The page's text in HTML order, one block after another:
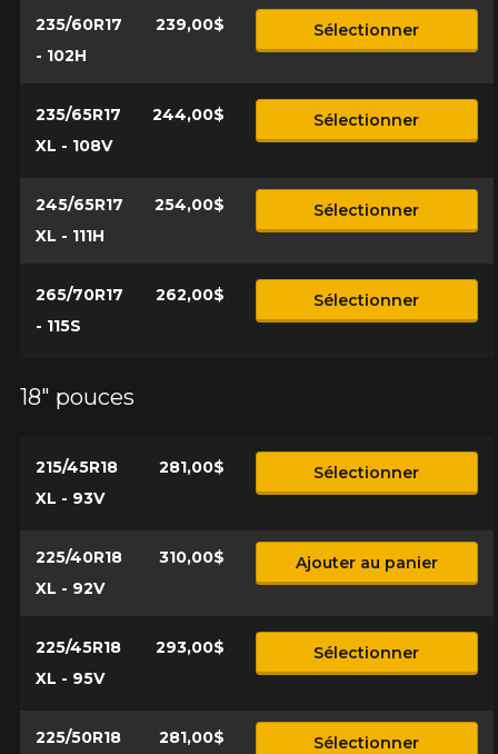
235/60R17
- 102H
239,00$ Sélectionner
235/65R17
XL - 108V
244,00$ Sélectionner
245/65R17
XL - 111H
254,00$ Sélectionner
265/70R17
- 115S
262,00$ Sélectionner
18" pouces
215/45R18
XL - 93V
281,00$ Sélectionner
225/40R18
XL - 92V
310,00$ Ajouter au panier
225/45R18
XL - 95V
293,00$ Sélectionner
225/50R18
281,00$ Sélectionner